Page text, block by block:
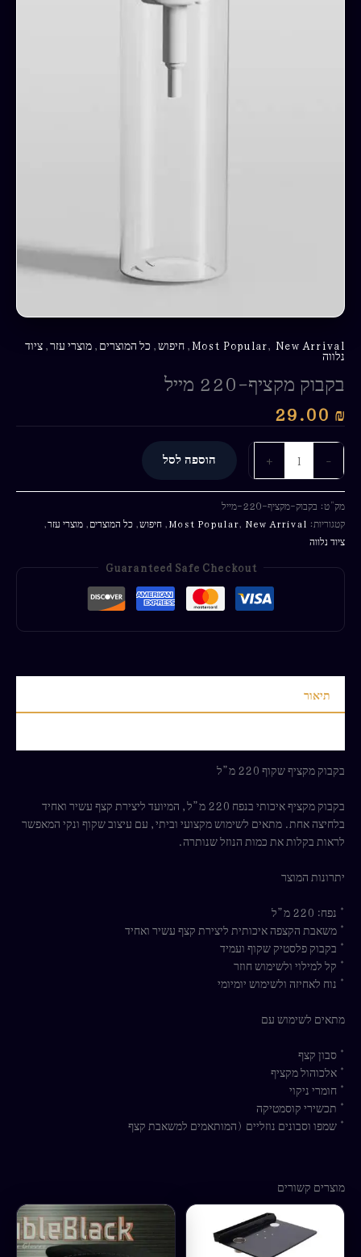
Most Popular, New Arrival
, חיפוש, כל המוצרים , מוצרי עזר, ציוד
נלווה
בקבוק מקציף-220 מייל
29.00 ₪
-
+ הוספה לסל
מק"ט: בקבוק-מקציף-220-מייל
קטגוריות:
Most Popular, New Arrival
, חיפוש, כל המוצרים, מוצרי עזר,
ציוד נלווה
Guaranteed Safe Checkout
תיאור
בקבוק מקציף שקוף 220 מ”ל
בקבוק מקציף איכותי בנפח 220 מ”ל, המיועד ליצירת קצף עשיר ואחיד
בלחיצה אחת. מתאים לשימוש מקצועי וביתי, עם עיצוב שקוף ונקי המאפשר
לראות בקלות את כמות הנוזל שנותרה.
יתרונות המוצר
* נפח: 220 מ”ל
* משאבת הקצפה איכותית ליצירת קצף עשיר ואחיד
* בקבוק פלסטיק שקוף ועמיד
* קל למילוי ולשימוש חוזר
* נוח לאחיזה ולשימוש יומיומי
מתאים לשימוש עם
* סבון קצף
* אלכוהול מקציף
* חומרי ניקוי
* תכשירי קוסמטיקה
* שמפו וסבונים נוזליים (המותאמים למשאבת קצף
מוצרים קשורים
למוצר
זה
יש